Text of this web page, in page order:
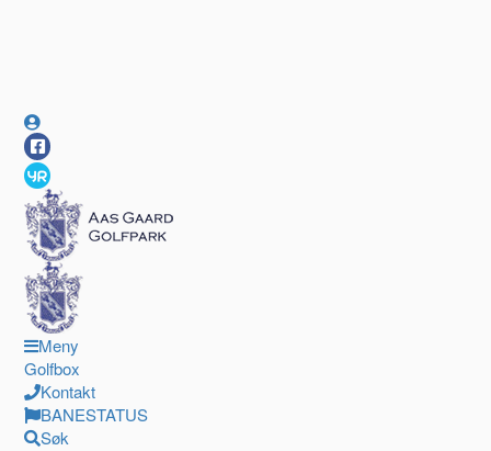
Meny
Golfbox
Kontakt
BANESTATUS
Søk